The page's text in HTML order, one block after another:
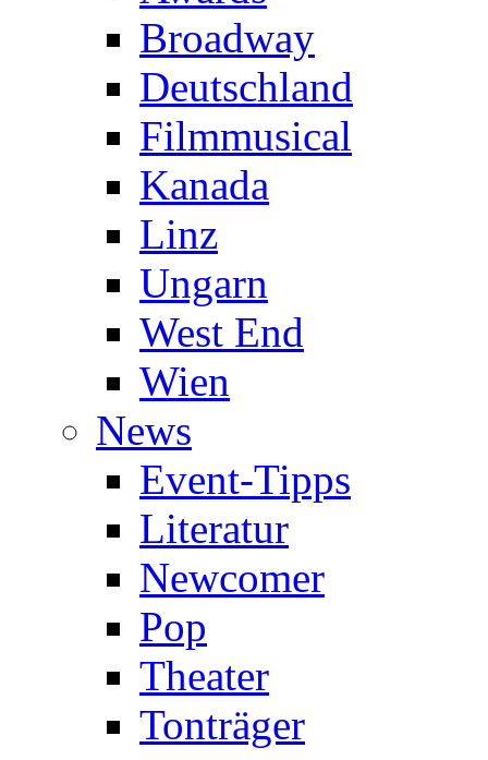
Broadway
Deutschland
Filmmusical
Kanada
Linz
Ungarn
West End
Wien
News
Event-Tipps
Literatur
Newcomer
Pop
Theater
Tonträger